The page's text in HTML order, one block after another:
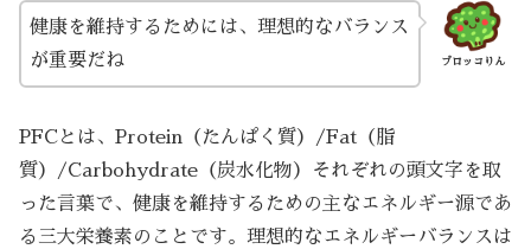
ブロッコりん
健康を維持するためには、理想的なバランス
が重要だね
PFCとは、Protein（たんぱく質）/Fat（脂
質）/Carbohydrate（炭水化物）それぞれの頭文字を取
った言葉で、健康を維持するための主なエネルギー源であ
る三大栄養素のことです。理想的なエネルギーバランスは